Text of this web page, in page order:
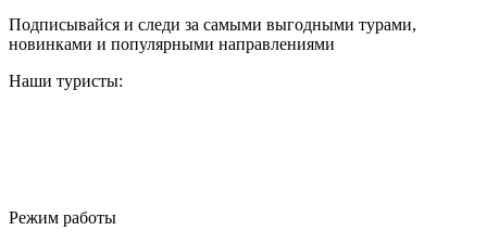
Подписывайся и следи за самыми выгодными турами,
новинками и популярными направлениями
Наши туристы:
Режим работы